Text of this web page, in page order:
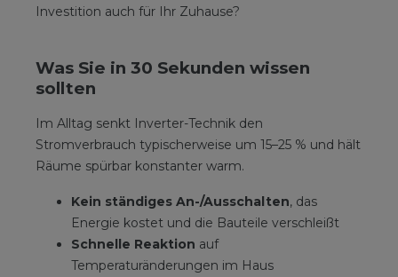
Investition auch für Ihr Zuhause?
Was Sie in 30 Sekunden wissen
sollten
Im Alltag senkt Inverter-Technik den
Stromverbrauch typischerweise um 15–25 % und hält
Räume spürbar konstanter warm.
Kein ständiges An-/Ausschalten, das
Energie kostet und die Bauteile verschleißt
Schnelle Reaktion auf
Temperaturänderungen im Haus